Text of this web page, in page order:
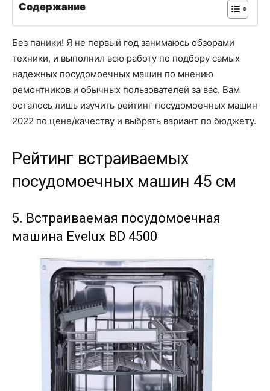
Содержание
Без паники! Я не первый год занимаюсь обзорами
техники, и выполнил всю работу по подбору самых
надежных посудомоечных машин по мнению
ремонтников и обычных пользователей за вас. Вам
осталось лишь изучить рейтинг посудомоечных машин
2022 по цене/качеству и выбрать вариант по бюджету.
Рейтинг встраиваемых
посудомоечных машин 45 см
5. Встраиваемая посудомоечная
машина Evelux BD 4500